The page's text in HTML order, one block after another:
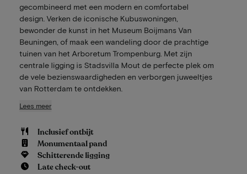
gecombineerd met een modern en comfortabel
design. Verken de iconische Kubuswoningen,
bewonder de kunst in het Museum Boijmans Van
Beuningen, of maak een wandeling door de prachtige
tuinen van het Arboretum Trompenburg. Met zijn
centrale ligging is Stadsvilla Mout de perfecte plek om
de vele bezienswaardigheden en verborgen juweeltjes
van Rotterdam te ontdekken.
Lees meer
Inclusief ontbijt
Monumentaal pand
Schitterende ligging
Late check-out